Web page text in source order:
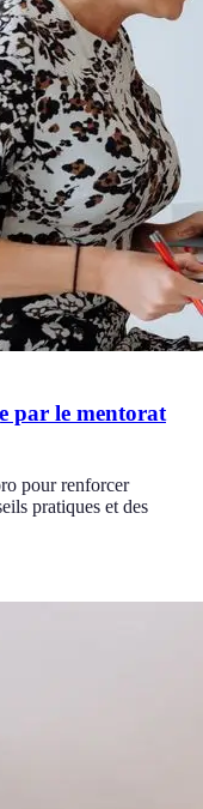
par le mentorat
pour renforcer
pratiques et des